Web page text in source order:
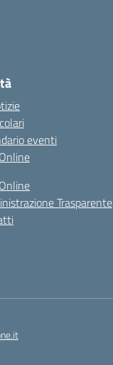
eventi
Trasparente